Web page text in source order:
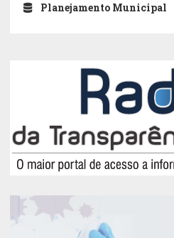
Planejamento Municipal